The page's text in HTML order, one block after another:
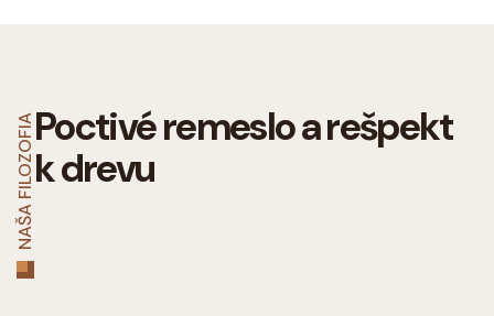
NAŠA FILOZOFIAPoctivé remeslo arešpekt
k drevu